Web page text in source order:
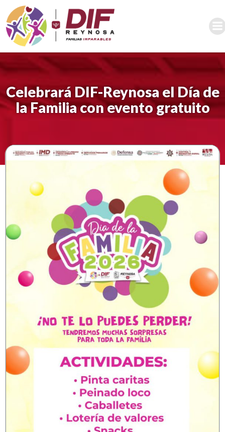
al
contenido
Celebrará DIF-Reynosa el Día de
la Familia con evento gratuito